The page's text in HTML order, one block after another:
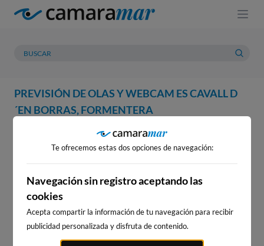
PREVISIÓN DE OLAS Y WEBCAM ES CAVALL D
´EN BORRAS, FORMENTERA
PREVISIÓN METEOROLOGÍA
WEBCAM ES CAVALL D´EN
BORRAS, FORMENTERA
WEBCAMS CERCANAS
Te ofrecemos estas dos opciones de navegación:
Navegación sin registro aceptando las
cookies
Acepta compartir la información de tu navegación para recibir
publicidad personalizada y disfruta de contenido.